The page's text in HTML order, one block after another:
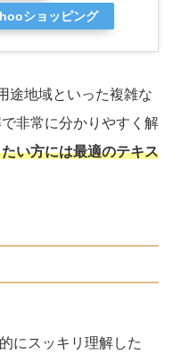
ショッピング
途地域といった複雑な
非常に分かりやすく解
い方には最適のテキス
にスッキリ理解した